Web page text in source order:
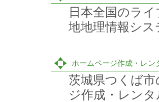
日本全国のラ
地地理情報シ
ホームページ作成・レ
茨城県つくば
ジ作成・レン